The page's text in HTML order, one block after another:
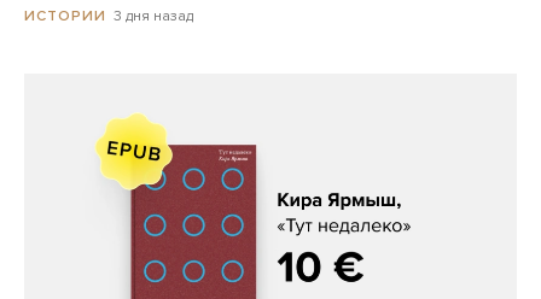
ИСТОРИИ 3 дня назад